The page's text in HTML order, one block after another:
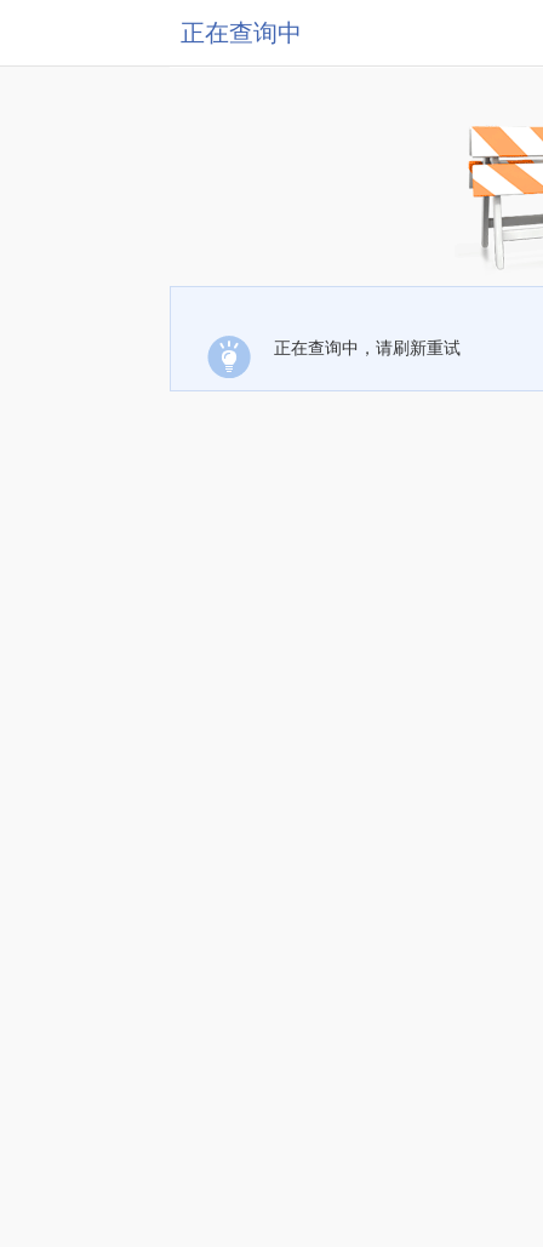
正在查询中
正在查询中，请刷新重试